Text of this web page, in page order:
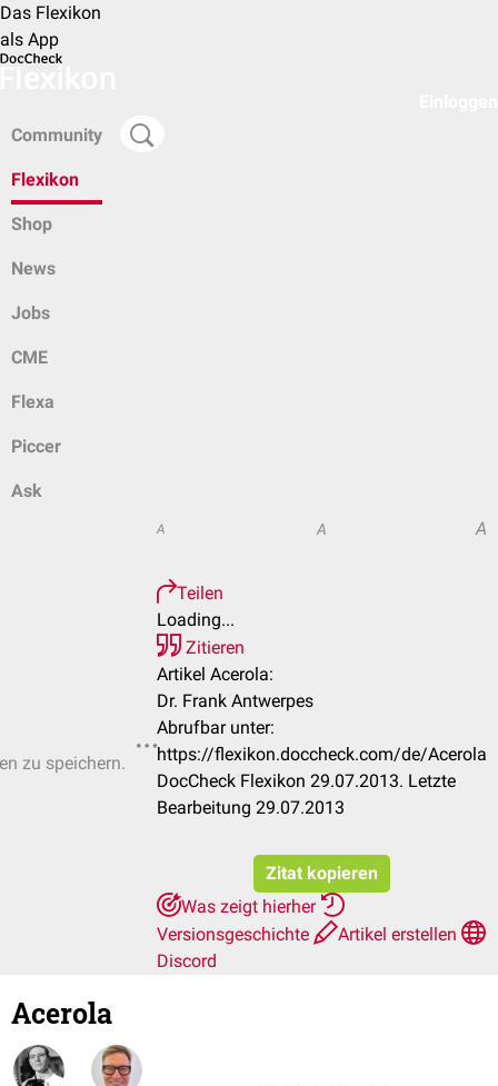
Das Flexikon
als App
Community
Flexikon
Shop
News
Jobs
CME
Flexa
Piccer
Ask
zu speichern.
A A A
Teilen
Loading...
Zitieren
Artikel Acerola:
Dr. Frank Antwerpes
Abrufbar unter:
https://flexikon.doccheck.com/de/Acerola
DocCheck Flexikon 29.07.2013. Letzte
Bearbeitung 29.07.2013
Zitat kopieren
Was zeigt hierher
Versionsgeschichte
Artikel erstellen
Discord
Acerola